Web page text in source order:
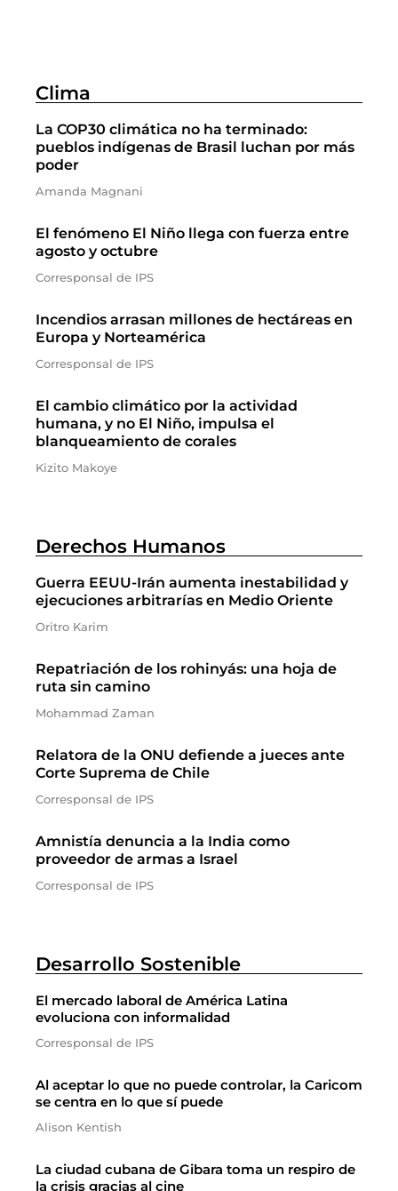
Clima
La COP30 climática no ha terminado:
pueblos indígenas de Brasil luchan por más
poder
Amanda Magnani
El fenómeno El Niño llega con fuerza entre
agosto y octubre
Corresponsal de IPS
Incendios arrasan millones de hectáreas en
Europa y Norteamérica
Corresponsal de IPS
El cambio climático por la actividad
humana, y no El Niño, impulsa el
blanqueamiento de corales
Kizito Makoye
Derechos Humanos
Guerra EEUU-Irán aumenta inestabilidad y
ejecuciones arbitrarías en Medio Oriente
Oritro Karim
Repatriación de los rohinyás: una hoja de
ruta sin camino
Mohammad Zaman
Relatora de la ONU defiende a jueces ante
Corte Suprema de Chile
Corresponsal de IPS
Amnistía denuncia a la India como
proveedor de armas a Israel
Corresponsal de IPS
Desarrollo Sostenible
El mercado laboral de América Latina
evoluciona con informalidad
Corresponsal de IPS
Al aceptar lo que no puede controlar, la Caricom
se centra en lo que sí puede
Alison Kentish
La ciudad cubana de Gibara toma un respiro de
la crisis gracias al cine